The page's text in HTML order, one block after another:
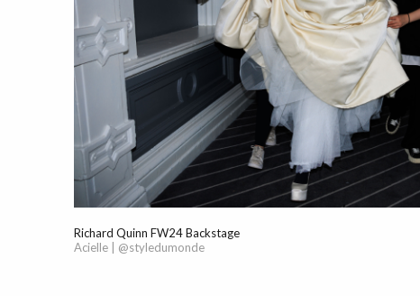
Richard Quinn FW24 Backstage
Acielle | @styledumonde